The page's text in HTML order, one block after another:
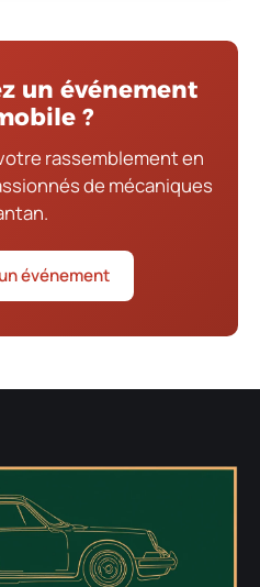
un événement
?
rassemblement en
de mécaniques
événement